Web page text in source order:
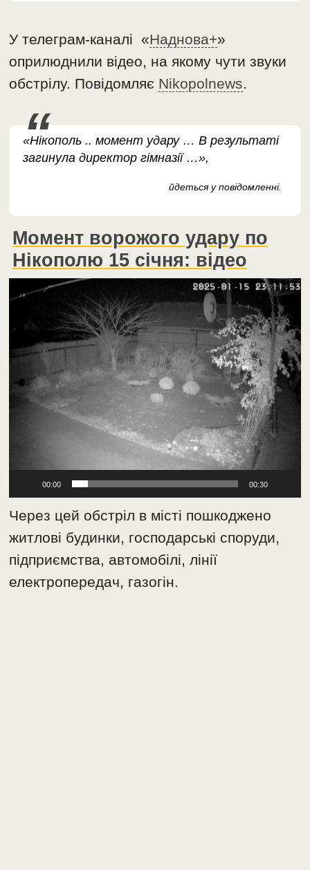
У телеграм-каналі «Наднова+»
оприлюднили відео, на якому чути звуки
обстрілу. Повідомляє Nikopolnews.
«Нікополь .. момент удару … В результаті
загинула директор гімназії …»,
йдеться у повідомленні.
Момент ворожого удару по
Нікополю 15 січня: відео
Відеопрогравач
00:00 00:30
Через цей обстріл в місті пошкоджено
житлові будинки, господарські споруди,
підприємства, автомобілі, лінії
електропередач, газогін.